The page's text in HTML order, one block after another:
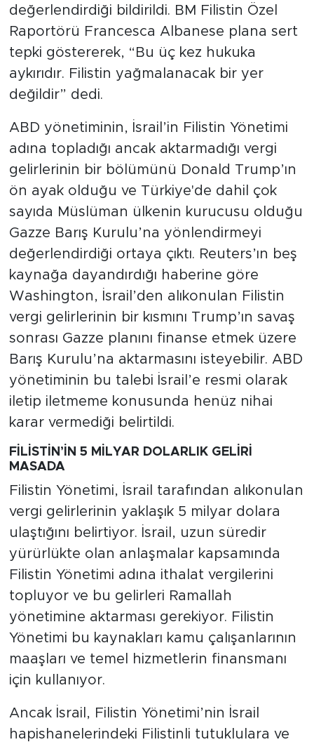
değerlendirdiği bildirildi. BM Filistin Özel
Raportörü Francesca Albanese plana sert
tepki göstererek, “Bu üç kez hukuka
aykırıdır. Filistin yağmalanacak bir yer
değildir” dedi.
ABD yönetiminin, İsrail’in Filistin Yönetimi
adına topladığı ancak aktarmadığı vergi
gelirlerinin bir bölümünü Donald Trump’ın
ön ayak olduğu ve Türkiye'de dahil çok
sayıda Müslüman ülkenin kurucusu olduğu
Gazze Barış Kurulu’na yönlendirmeyi
değerlendirdiği ortaya çıktı. Reuters’ın beş
kaynağa dayandırdığı haberine göre
Washington, İsrail’den alıkonulan Filistin
vergi gelirlerinin bir kısmını Trump’ın savaş
sonrası Gazze planını finanse etmek üzere
Barış Kurulu’na aktarmasını isteyebilir. ABD
yönetiminin bu talebi İsrail’e resmi olarak
iletip iletmeme konusunda henüz nihai
karar vermediği belirtildi.
FİLİSTİN’İN 5 MİLYAR DOLARLIK GELİRİ
MASADA
Filistin Yönetimi, İsrail tarafından alıkonulan
vergi gelirlerinin yaklaşık 5 milyar dolara
ulaştığını belirtiyor. İsrail, uzun süredir
yürürlükte olan anlaşmalar kapsamında
Filistin Yönetimi adına ithalat vergilerini
topluyor ve bu gelirleri Ramallah
yönetimine aktarması gerekiyor. Filistin
Yönetimi bu kaynakları kamu çalışanlarının
maaşları ve temel hizmetlerin finansmanı
için kullanıyor.
Ancak İsrail, Filistin Yönetimi’nin İsrail
hapishanelerindeki Filistinli tutuklulara ve
SİYASET
MEDYA KÖŞESİ
FOTO GALERİ
VİDEOLAR
ALINTI YAZARLAR